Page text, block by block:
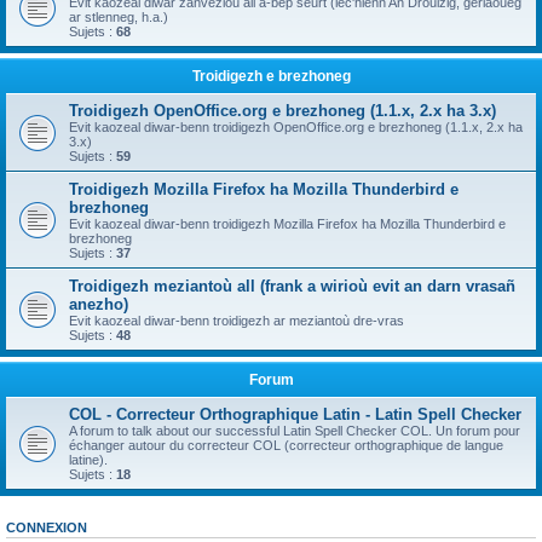
ar stlenneg, h.a.)
Sujets : 68
Troidigezh e brezhoneg
Troidigezh OpenOffice.org e brezhoneg (1.1.x, 2.x ha 3.x)
Evit kaozeal diwar-benn troidigezh OpenOffice.org e brezhoneg (1.1.x, 2.x ha
3.x)
Sujets : 59
Troidigezh Mozilla Firefox ha Mozilla Thunderbird e
brezhoneg
Evit kaozeal diwar-benn troidigezh Mozilla Firefox ha Mozilla Thunderbird e
brezhoneg
Sujets : 37
Troidigezh meziantoù all (frank a wirioù evit an darn vrasañ
anezho)
Evit kaozeal diwar-benn troidigezh ar meziantoù dre-vras
Sujets : 48
Forum
COL - Correcteur Orthographique Latin - Latin Spell Checker
A forum to talk about our successful Latin Spell Checker COL. Un forum pour
échanger autour du correcteur COL (correcteur orthographique de langue
latine).
Sujets : 18
CONNEXION